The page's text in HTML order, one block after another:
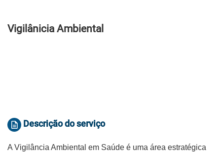
Vigilânicia Ambiental
Descrição do serviço
A Vigilância Ambiental em Saúde é uma área estratégica